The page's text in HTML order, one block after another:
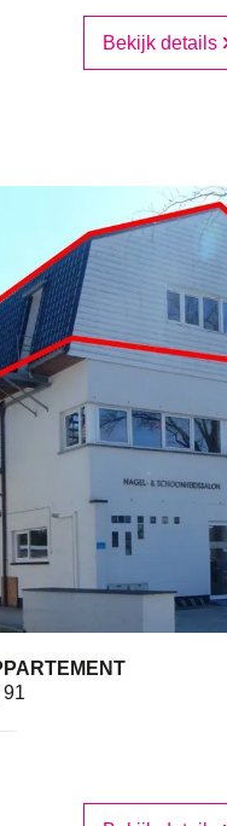
Bekijk details